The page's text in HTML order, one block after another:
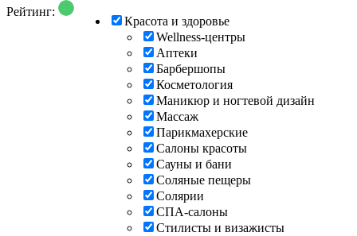
Красота и здоровье
Wellness-центры
Аптеки
Барбершопы
Косметология
Маникюр и ногтевой дизайн
Массаж
Парикмахерские
Салоны красоты
Сауны и бани
Соляные пещеры
Солярии
СПА-салоны
Стилисты и визажисты
Рейтинг: